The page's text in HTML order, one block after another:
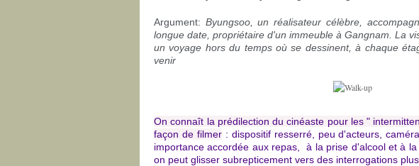
Argument: Byungsoo, un réalisateur célèbre,
longue date, propriétaire d'un immeuble à Gangnam. La
un voyage hors du temps où se dessinent, à chaque
venir
On connaît la prédilection du cinéaste pour les "
façon de filmer: dispositif resserré, peu d'acteurs,
importance accordée aux repas, à la prise d'alcool et à
on peut glisser subrepticement vers des interrogations